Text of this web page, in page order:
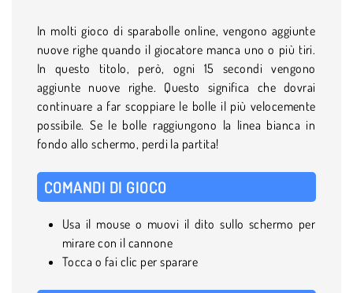
In molti gioco di sparabolle online, vengono aggiunte
nuove righe quando il giocatore manca uno o più tiri.
In questo titolo, però, ogni 15 secondi vengono
aggiunte nuove righe. Questo significa che dovrai
continuare a far scoppiare le bolle il più velocemente
possibile. Se le bolle raggiungono la linea bianca in
fondo allo schermo, perdi la partita!
COMANDI DI GIOCO
Usa il mouse o muovi il dito sullo schermo per
mirare con il cannone
Tocca o fai clic per sparare